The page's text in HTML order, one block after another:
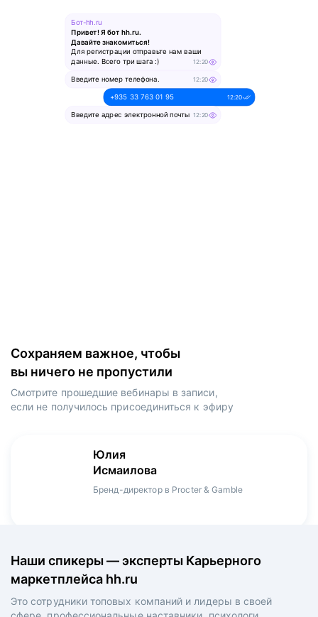
Бот-hh.ru
Привет! Я бот hh.ru.
Давайте знакомиться!
Для регистрации отправьте нам ваши
данные. Всего три шага :)
12:20
Введите номер телефона. 12:20
+935 33 763 01 95 12:20
Введите адрес электронной почты 12:20
Сохраняем важное, чтобы
вы ничего не пропустили
Смотрите прошедшие вебинары в записи,
если не получилось присоединиться к эфиру
Юлия
Исмаилова
Бренд-директор в Procter & Gamble
Игорь
Зуриев
Руководитель ИТ-проектов, международный
Мария
Оборина
Менеджер продукта в hh.ru
Денис
Мерзлов
Креативный директор в XReady Lab, ex-КРОК
Даниил
Харламов
Head Product Manager в Ozon / ex-Huawei,
Наши спикеры — эксперты Карьерного
маркетплейса hh.ru
Это сотрудники топовых компаний и лидеры в своей